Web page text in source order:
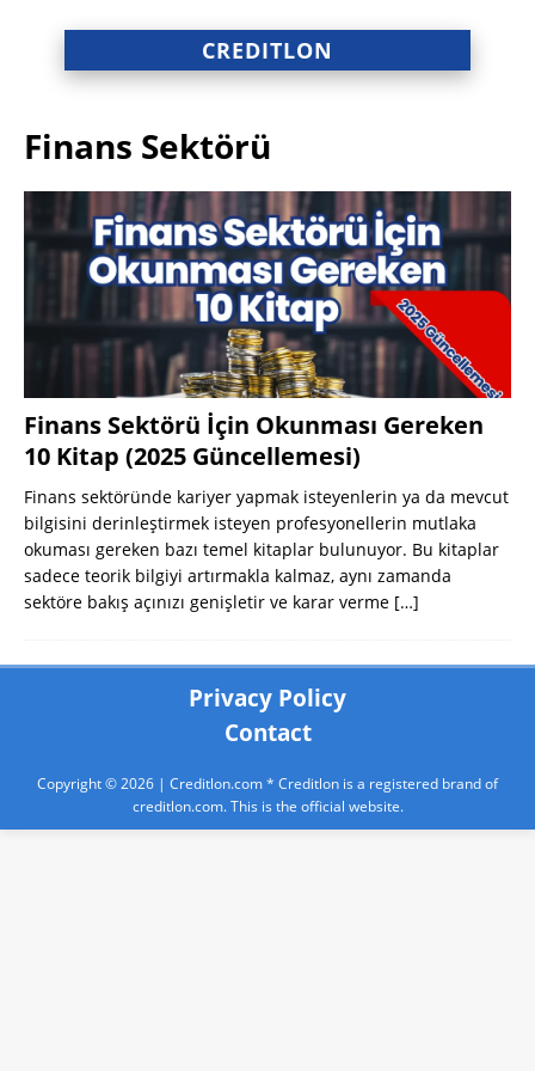
CREDITLON
Finans Sektörü
Finans Sektörü İçin Okunması Gereken
10 Kitap (2025 Güncellemesi)
Finans sektöründe kariyer yapmak isteyenlerin ya da mevcut
bilgisini derinleştirmek isteyen profesyonellerin mutlaka
okuması gereken bazı temel kitaplar bulunuyor. Bu kitaplar
sadece teorik bilgiyi artırmakla kalmaz, aynı zamanda
sektöre bakış açınızı genişletir ve karar verme […]
Privacy Policy
Contact
Copyright © 2026 | Creditlon.com* Creditlon is a registered brand of
creditlon.com. This is the official website.